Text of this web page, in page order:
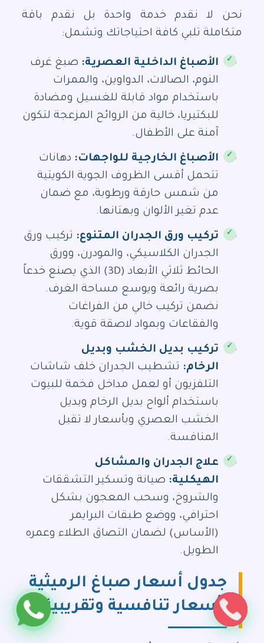
نحن لا نقدم خدمة واحدة بل نقدم باقة
متكاملة تلبي كافة احتياجاتك وتشمل:
الأصباغ الداخلية العصرية: صبغ غرف
النوم، الصالات، الدواوين، والممرات
باستخدام مواد قابلة للغسيل ومضادة
للبكتيريا، خالية من الروائح المزعجة لتكون
آمنة على الأطفال.
الأصباغ الخارجية للواجهات: دهانات
تتحمل أقسى الظروف الجوية الكويتية
من شمس حارقة ورطوبة، مع ضمان
عدم تغير الألوان وبهتانها.
تركيب ورق الجدران المتنوع: تركيب ورق
الجدران الكلاسيكي، والمودرن، وورق
الحائط ثلاثي الأبعاد (3D) الذي يصنع خدعاً
بصرية رائعة ويوسع مساحة الغرف.
نضمن تركيب خالي من الفراغات
والفقاعات وبمواد لاصقة قوية.
تركيب بديل الخشب وبديل
الرخام: تشطيب الجدران خلف شاشات
التلفزيون أو لعمل مداخل فخمة للبيوت
باستخدام ألواح بديل الرخام وبديل
الخشب العصري وبأسعار لا تقبل
المنافسة.
علاج الجدران والمشاكل
الهيكلية: صيانة وتسكير التشققات
والشروخ، وسحب المعجون بشكل
احترافي، ووضع طبقات البرايمر
(الأساس) لضمان التصاق الطلاء وعمره
الطويل.
جدول أسعار صباغ الرميثية
(أسعار تنافسية وتقريبية)